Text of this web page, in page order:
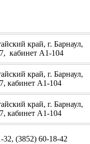
край, г. Барнаул,
кабинет А1-104
край, г. Барнаул,
кабинет А1-104
край, г. Барнаул,
кабинет А1-104
32, (3852) 60-18-42